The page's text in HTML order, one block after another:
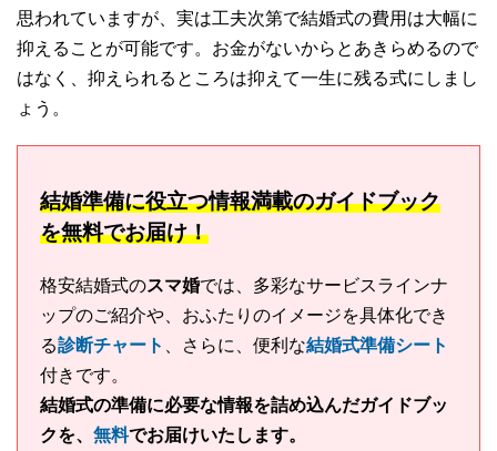
思われていますが、実は工夫次第で結婚式の費用は大幅に
抑えることが可能です。お金がないからとあきらめるので
はなく、抑えられるところは抑えて一生に残る式にしまし
ょう。
結婚準備に役立つ情報満載のガイドブック
を無料でお届け！
格安結婚式のスマ婚では、多彩なサービスラインナ
ップのご紹介や、おふたりのイメージを具体化でき
る診断チャート 、さらに、便利な結婚式準備シート
付きです。
結婚式の準備に必要な情報を詰め込んだガイドブッ
クを、 無料でお届けいたします。